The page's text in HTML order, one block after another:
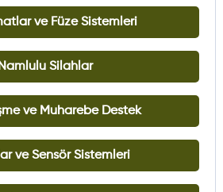
ve Füze Sistemleri
Namlulu Silahlar
ve Muharebe Destek
ve Sensör Sistemleri